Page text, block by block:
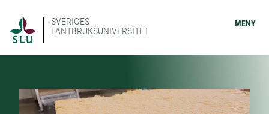
SVERIGES
LANTBRUKSUNIVERSITET
MENY